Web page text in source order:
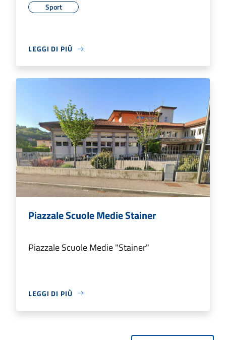
Sport
LEGGI DI PIÙ
Piazzale Scuole Medie Stainer
Piazzale Scuole Medie "Stainer"
LEGGI DI PIÙ